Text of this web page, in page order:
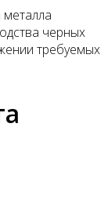
черных
требуемых